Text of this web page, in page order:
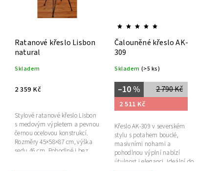
Ratanové křeslo Lisbon
natural
Skladem
2 359 Kč
Stylové ratanové křeslo Lisbon
s medovým výpletem a pevnou
černou ocelovou konstrukcí.
Rozměry 45×58×87 cm, výška
sedu 46 cm. Pohodlné i bez
Čalouněné křeslo AK-
309
Skladem (>5 ks)
2 790 Kč
–10 %
2 511 Kč
Křeslo AK-309 v severském
stylu s potahem bouclé,
masivními nohami a
pohodlnou výplní nabízí
útulnost i eleganci. Ideální do